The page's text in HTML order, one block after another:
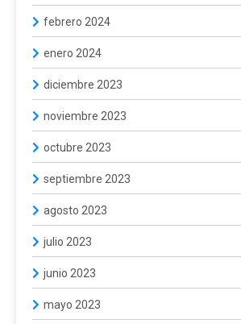
febrero 2024
enero 2024
diciembre 2023
noviembre 2023
octubre 2023
septiembre 2023
agosto 2023
julio 2023
junio 2023
mayo 2023